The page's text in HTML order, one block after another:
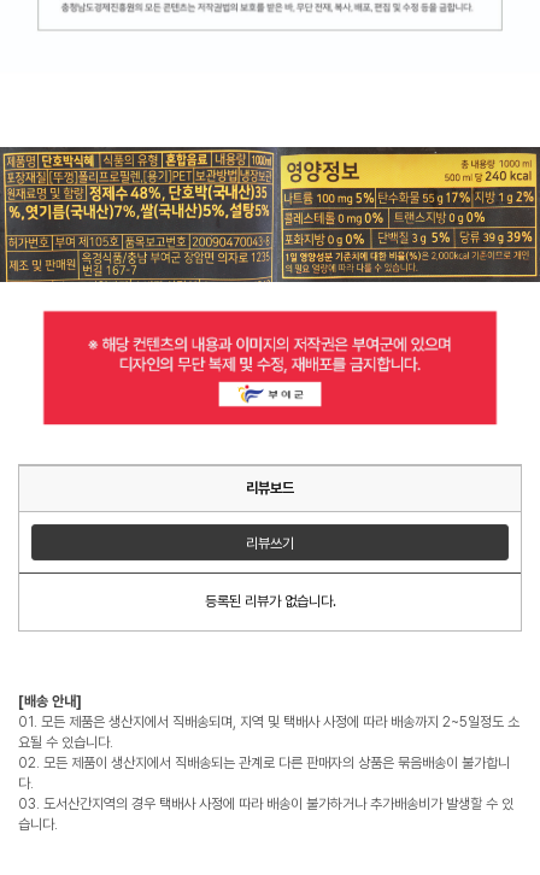
리뷰보드
리뷰쓰기
등록된 리뷰가 없습니다.
[배송 안내]
01. 모든 제품은 생산지에서 직배송되며, 지역 및 택배사 사정에 따라 배송까지 2~5일정도 소
요될 수 있습니다.
02. 모든 제품이 생산지에서 직배송되는 관계로 다른 판매자의 상품은 묶음배송이 불가합니
다.
03. 도서산간지역의 경우 택배사 사정에 따라 배송이 불가하거나 추가배송비가 발생할 수 있
습니다.